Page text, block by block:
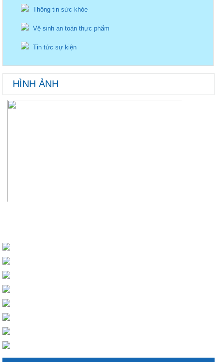
Thông tin sức khỏe
Vệ sinh an toàn thực phẩm
Tin tức sự kiện
HÌNH ẢNH